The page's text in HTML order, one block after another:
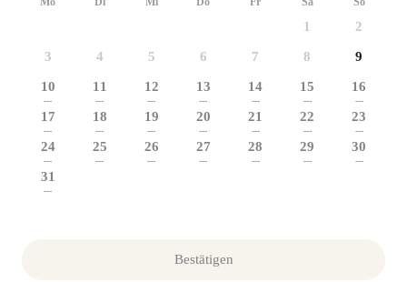
1 2
3 4 5 6 7 8 9
10
---
11
---
12
---
13
---
14
---
15
---
16
---
17
---
18
---
19
---
20
---
21
---
22
---
23
---
24
---
25
---
26
---
27
---
28
---
29
---
30
---
31
---
Bestätigen